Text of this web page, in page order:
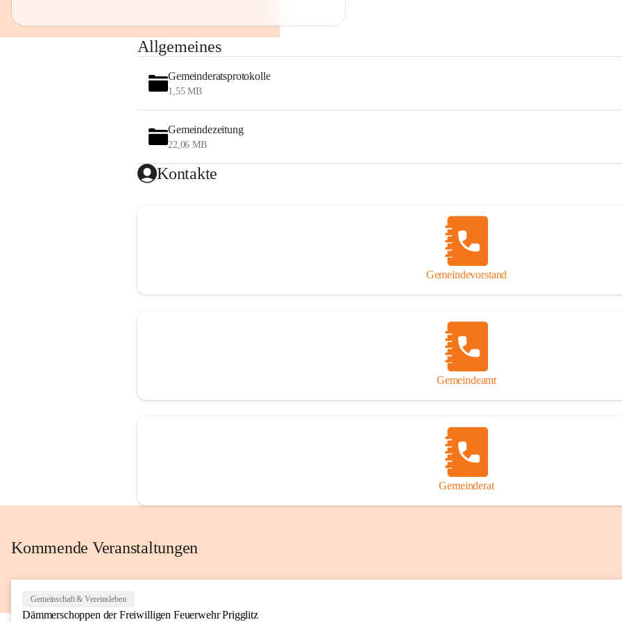
Allgemeines
Gemeinderatsprotokolle
1,55 MB
Gemeindezeitung
22,06 MB
Kontakte
Gemeindevorstand
Gemeindeamt
Gemeinderat
Kommende Veranstaltungen
Gemeinschaft & Vereinsleben
Dämmerschoppen der Freiwilligen Feuerwehr Prigglitz